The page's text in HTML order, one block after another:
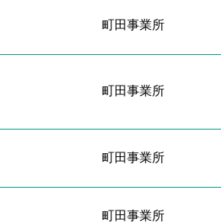
町田事業所
町田事業所
町田事業所
町田事業所